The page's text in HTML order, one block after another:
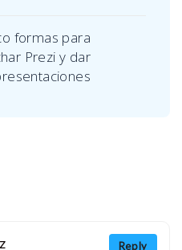
formas para
Prezi y dar
Reply